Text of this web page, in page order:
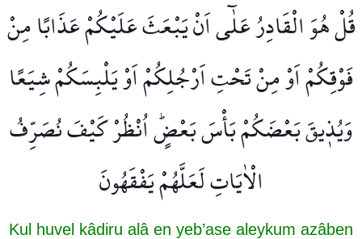
قُلْ هُوَ الْقَادِرُ عَلٰٓى اَنْ يَبْعَثَ عَلَيْكُمْ عَذَابًا مِنْ
فَوْقِكُمْ اَوْ مِنْ تَحْتِ اَرْجُلِكُمْ اَوْ يَلْبِسَكُمْ شِيَعًا
وَيُذ۪يقَ بَعْضَكُمْ بَأْسَ بَعْضٍۜ اُنْظُرْ كَيْفَ نُصَرِّفُ
الْاٰيَاتِ لَعَلَّهُمْ يَفْقَهُونَ
Kul huvel kâdiru alâ en yeb’ase aleykum azâben